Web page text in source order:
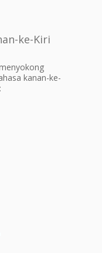
ke-Kiri
kanan-ke-